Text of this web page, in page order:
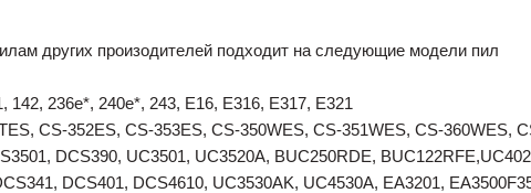
других произодителей подходит на следующие модели пил
142, 236e*, 240e*, 243, E16, E316, E317, E321
CS-352ES, CS-353ES, CS-350WES, CS-351WES, CS-360WES,
DCS390, UC3501, UC3520A, BUC250RDE,
DCS401, DCS4610, UC3530AK, UC4530A, EA3201,